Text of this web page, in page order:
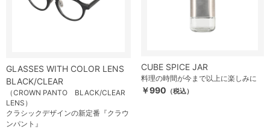
GLASSES WITH COLOR LENS
BLACK/CLEAR
（CROWN PANTO BLACK/CLEAR
LENS）
クラシックデザインの新定番『クラウ
ンパント』
CUBE SPICE JAR
料理の時間が今まで以上に楽しみに
￥990 （税込）